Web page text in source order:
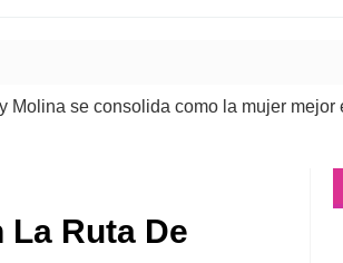
se consolida como la mujer mejor
Ruta De